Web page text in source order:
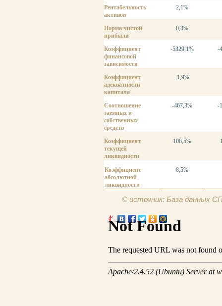
Рентабельность
активов
2,1%
Норма чистой
прибыли
0,8%
Коэффициент
финансовой
зависимости
-5329,1% -
Коэффициент
адекватности
капитала
-1,9%
Соотношение
заемных и
собственных
средств
-467,3% -
Коэффициент
текущей
ликвидности
108,5%
Коэффициент
абсолютной
ликвидности
8,5%
© источник: База данных